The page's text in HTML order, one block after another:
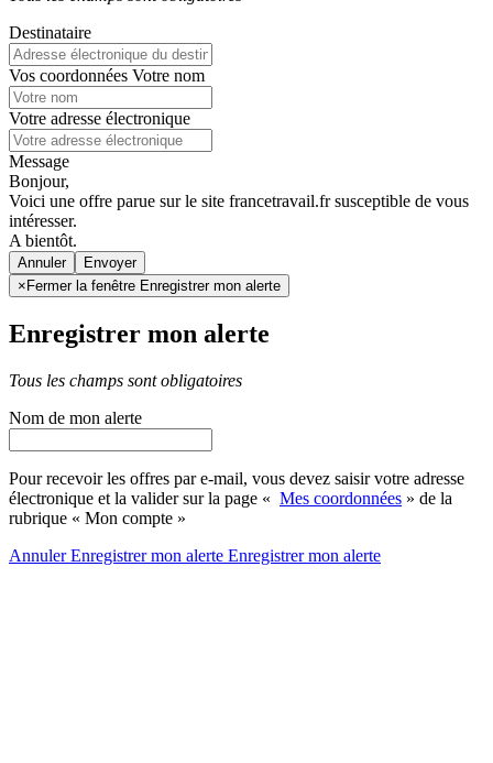
Destinataire
Vos coordonnées Votre nom
Votre adresse électronique
Message
Bonjour,
Voici une offre parue sur le site francetravail.fr susceptible de vous
intéresser.
A bientôt.
Annuler
× Fermer la fenêtre Enregistrer mon alerte
Enregistrer mon alerte
Tous les champs sont obligatoires
Nom de mon alerte
Pour recevoir les offres par e-mail, vous devez saisir votre adresse
électronique et la valider sur la page « Mes coordonnées » de la
rubrique « Mon compte »
AnnulerEnregistrer mon alerte Enregistrermon alerte